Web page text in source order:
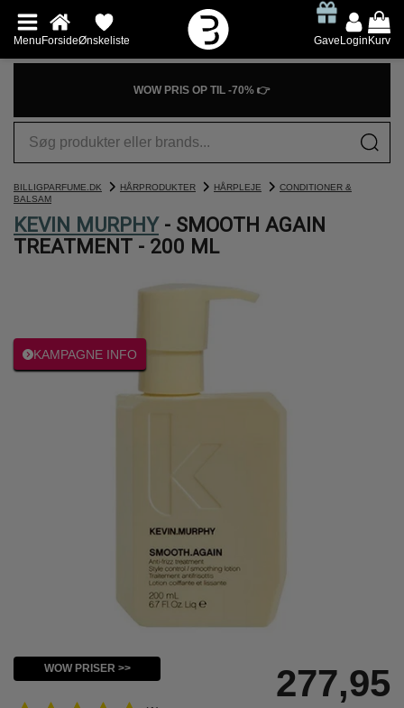
MenuForsideØnskeliste GaveLoginKurv
WOW PRIS OP TIL -70% 👉
BILLIGPARFUME.DK HÅRPRODUKTER HÅRPLEJE
CONDITIONER &
BALSAM
KEVIN MURPHY- SMOOTH AGAIN
TREATMENT - 200 ML
KAMPAGNE INFO
WOW PRISER >> 277,95